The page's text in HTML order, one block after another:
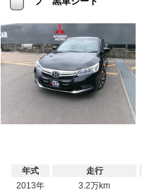
年式
2013年
走行
3.2万km